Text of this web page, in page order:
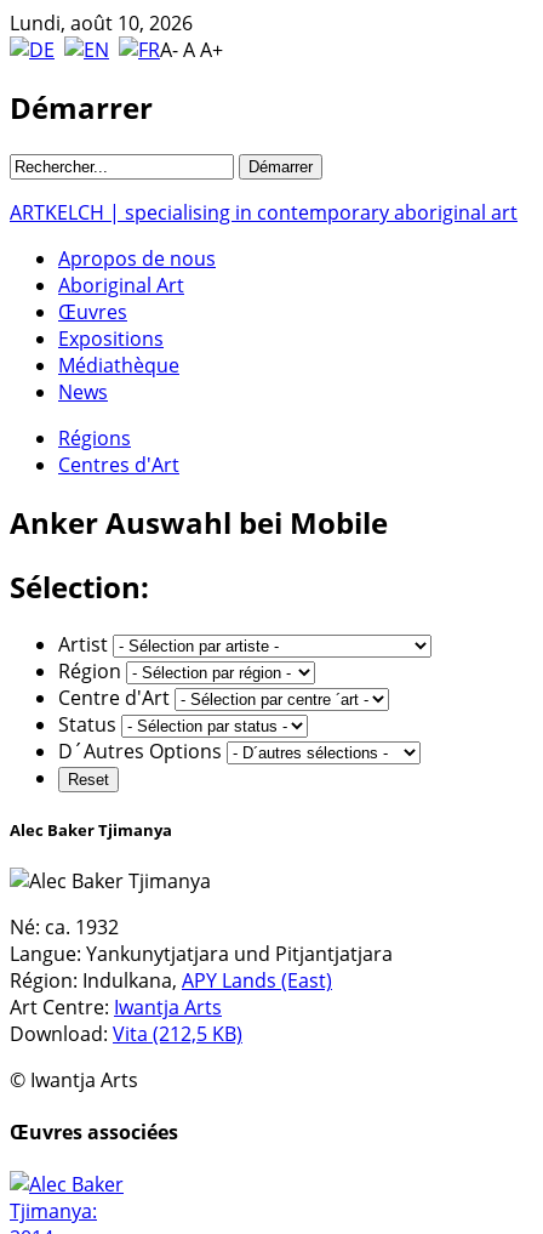
Lundi, août 10, 2026
A-AA+
Démarrer
ARTKELCH | specialising in contemporary aboriginal art
Apropos de nous
Aboriginal Art
Œuvres
Expositions
Médiathèque
News
Régions
Centres d'Art
AnkerAuswahl bei Mobile
Sélection:
Artist
Région
Centre d'Art
Status
D´Autres Options
Alec Baker Tjimanya
Né: ca. 1932
Langue: Yankunytjatjara und Pitjantjatjara
Région: Indulkana, APY Lands (East)
Art Centre: Iwantja Arts
Download: Vita (212,5 KB)
© Iwantja Arts
Œuvres associées